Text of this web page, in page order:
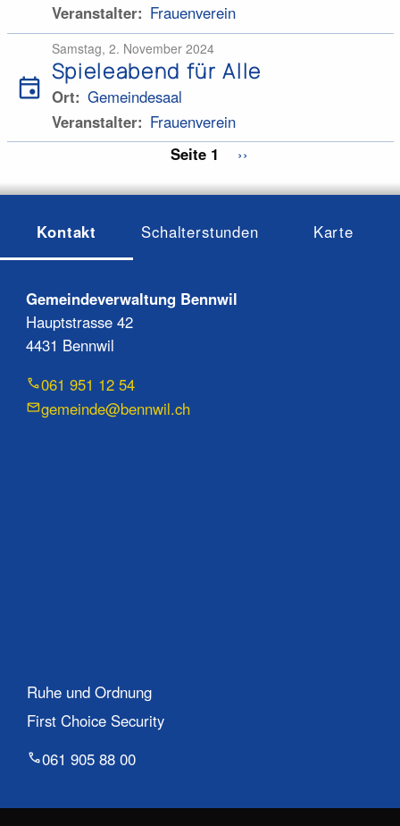
Veranstalter
Frauenverein
event
Samstag, 2. November 2024
Spieleabend für Alle
Ort
Gemeindesaal
Veranstalter
Frauenverein
SeitennummerierungSeite 1
Nächste
››
Kontakt Schalterstunden Karte
Gemeindeverwaltung Bennwil
Hauptstrasse 42
4431 Bennwil
061 951 12 54
gemeinde@bennwil.ch
Ruhe und Ordnung
First Choice Security
061 905 88 00